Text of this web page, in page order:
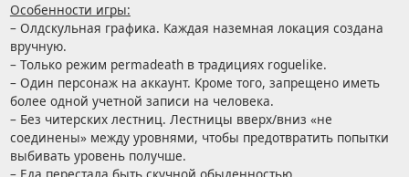
Особенности игры:
– Олдскульная графика. Каждая наземная локация создана
вручную.
– Только режим permadeath в традициях roguelike.
– Один персонаж на аккаунт. Кроме того, запрещено иметь
более одной учетной записи на человека.
– Без читерских лестниц. Лестницы вверх/вниз «не
соединены» между уровнями, чтобы предотвратить попытки
выбивать уровень получше.
– Еда перестала быть скучной обыденностью.